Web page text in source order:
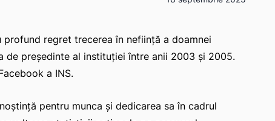
regret trecerea în neființă a doamnei
de președinte al instituției între anii 2003 și 2005.
a INS.
pentru munca și dedicarea sa în cadrul